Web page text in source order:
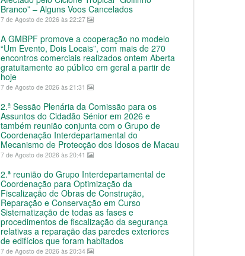
Branco” – Alguns Voos Cancelados
7 de Agosto de 2026 às 22:27
A GMBPF promove a cooperação no modelo
“Um Evento, Dois Locais”, com mais de 270
encontros comerciais realizados ontem Aberta
gratuitamente ao público em geral a partir de
hoje
7 de Agosto de 2026 às 21:31
2.ª Sessão Plenária da Comissão para os
Assuntos do Cidadão Sénior em 2026 e
também reunião conjunta com o Grupo de
Coordenação Interdepartamental do
Mecanismo de Protecção dos Idosos de Macau
7 de Agosto de 2026 às 20:41
2.ª reunião do Grupo Interdepartamental de
Coordenação para Optimização da
Fiscalização de Obras de Construção,
Reparação e Conservação em Curso
Sistematização de todas as fases e
procedimentos de fiscalização da segurança
relativas a reparação das paredes exteriores
de edifícios que foram habitados
7 de Agosto de 2026 às 20:34